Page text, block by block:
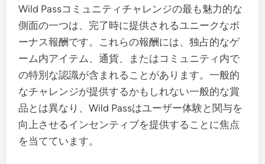
Wild Passコミュニティチャレンジの最も魅力的な
側面の一つは、完了時に提供されるユニークなボ
ーナス報酬です。これらの報酬には、独占的なゲ
ーム内アイテム、通貨、またはコミュニティ内で
の特別な認識が含まれることがあります。一般的
なチャレンジが提供するかもしれない一般的な賞
品とは異なり、Wild Passはユーザー体験と関与を
向上させるインセンティブを提供することに焦点
を当てています。